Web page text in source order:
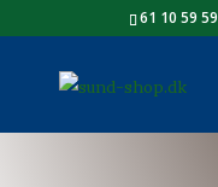
61 10 59 59